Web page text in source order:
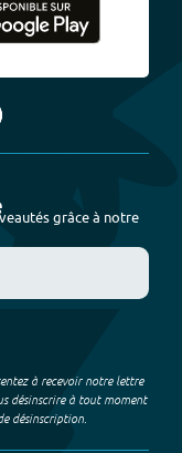
grâce à notre
à recevoir notre lettre
désinscrire à tout moment
désinscription.